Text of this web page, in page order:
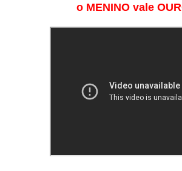
o MENINO vale